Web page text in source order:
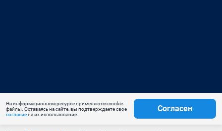
На информационном ресурсе применяются cookie-
файлы. Оставаясь на сайте, вы подтверждаете свое
согласиена их использование.
Согласен